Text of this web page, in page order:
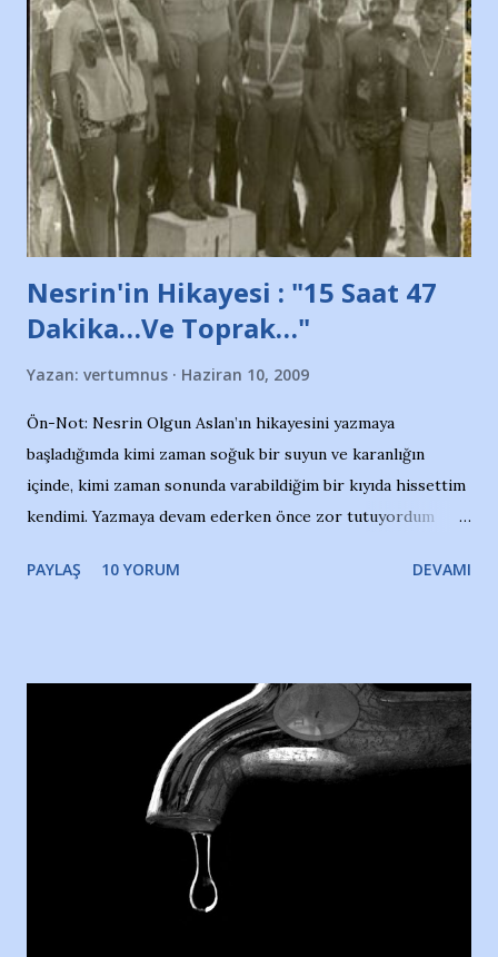
protesto eylemiyle açıkladıklarını bildiriyordu.. Bu grup
adına açıklama yapan şahsı muhterem(!) ''Açık ve net olarak
söylüyoruz. Bu son uyarımızdır. Bunun yanısıra, bu takımlara
ait tanıtıcı ilanların asılmasına izin veren Bursa Büyükşehir
Belediyesi ile mağazaların bulunduğu alışveriş merkezlerini
de kınıyoruz'' diye de eklemiş .. Blogumuzda okuduğum bu
yazının hemen ardından bu habe...
Nesrin'in Hikayesi : "15 Saat 47
Dakika…Ve Toprak…"
Yazan: vertumnus Haziran 10, 2009
Ön-Not: Nesrin Olgun Aslan’ın hikayesini yazmaya
başladığımda kimi zaman soğuk bir suyun ve karanlığın
içinde, kimi zaman sonunda varabildiğim bir kıyıda hissettim
kendimi. Yazmaya devam ederken önce zor tutuyordum
Yazımı, ağlayarak bitirebildim ancak…Kendisinin web
Nesrin’in Hikayesi’ne başlıyorum… 1964 Adana Yüzme
havuzunun kenarında 7 yaşında kara kuru bir kız çocuğu
duruyor. Havuzun içinde Adana Demirspor Kulübü
yüzücüleri. Erkekler çoğunlukta. Küçük kız etrafına bakıyor.
Sadece 4 kız çocuğu var. Nesrin, Adana Demirspor’un 4
kızından biri oluyor o gün…Giriyor havuza. 1973 – 1975
Adana Nesrin, 16 yaşında. Yüzüyor. 7 yaşında girdiği
PAYLAŞ 10 YORUM DEVAMI